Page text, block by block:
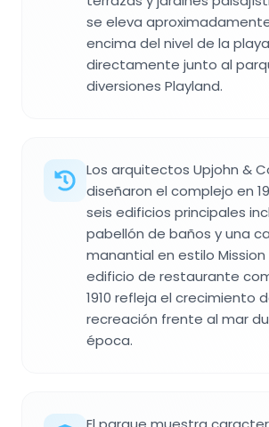
se eleva
encima del nivel de la
directamente junto al
diversiones Playland.
Los arquitectos Upjohn &
diseñaron el complejo en
seis edificios principales
pabellón de baños y una
manantial en estilo Mission
edificio de restaurante
1910 refleja el crecimiento
recreación frente al mar
época.